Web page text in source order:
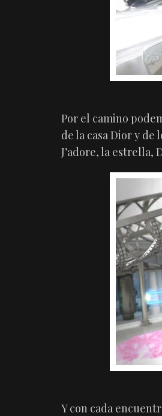
Por el camino
de la casa Dior y de
J’adore, la estrella,
Y con cada